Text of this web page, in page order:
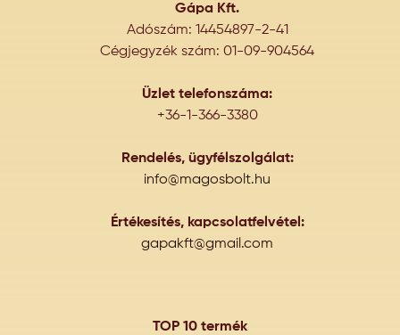
Gápa Kft.
Adószám: 14454897-2-41
Cégjegyzék szám: 01-09-904564
Üzlet telefonszáma:
+36-1-366-3380
Rendelés, ügyfélszolgálat:
info@magosbolt.hu
Értékesítés, kapcsolatfelvétel:
gapakft@gmail.com
TOP 10 termék